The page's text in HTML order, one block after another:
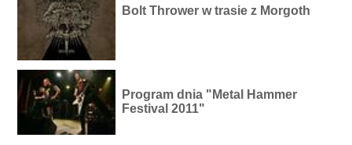
Bolt Thrower w trasie z Morgoth
Program dnia "Metal Hammer
Festival 2011"